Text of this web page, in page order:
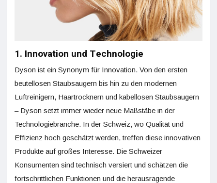
1. Innovation und Technologie
Dyson ist ein Synonym für Innovation. Von den ersten
beutellosen Staubsaugern bis hin zu den modernen
Luftreinigern, Haartrocknern und kabellosen Staubsaugern
– Dyson setzt immer wieder neue Maßstäbe in der
Technologiebranche. In der Schweiz, wo Qualität und
Effizienz hoch geschätzt werden, treffen diese innovativen
Produkte auf großes Interesse. Die Schweizer
Konsumenten sind technisch versiert und schätzen die
fortschrittlichen Funktionen und die herausragende